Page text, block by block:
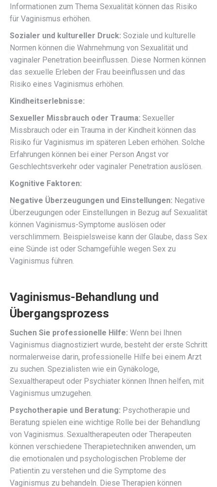
Informationen zum Thema Sexualität können das Risiko
für Vaginismus erhöhen.
Sozialer und kultureller Druck: Soziale und kulturelle
Normen können die Wahrnehmung von Sexualität und
vaginaler Penetration beeinflussen. Diese Normen können
das sexuelle Erleben der Frau beeinflussen und das
Risiko eines Vaginismus erhöhen.
Kindheitserlebnisse:
Sexueller Missbrauch oder Trauma: Sexueller
Missbrauch oder ein Trauma in der Kindheit können das
Risiko für Vaginismus im späteren Leben erhöhen. Solche
Erfahrungen können bei einer Person Angst vor
Geschlechtsverkehr oder vaginaler Penetration auslösen.
Kognitive Faktoren:
Negative Überzeugungen und Einstellungen: Negative
Überzeugungen oder Einstellungen in Bezug auf Sexualität
können Vaginismus-Symptome auslösen oder
verschlimmern. Beispielsweise kann der Glaube, dass Sex
eine Sünde ist oder Schamgefühle wegen Sex zu
Vaginismus führen.
Vaginismus-Behandlung und
Übergangsprozess
Suchen Sie professionelle Hilfe: Wenn bei Ihnen
Vaginismus diagnostiziert wurde, besteht der erste Schritt
normalerweise darin, professionelle Hilfe bei einem Arzt
zu suchen. Spezialisten wie ein Gynäkologe,
Sexualtherapeut oder Psychiater können Ihnen helfen, mit
Vaginismus umzugehen.
Psychotherapie und Beratung: Psychotherapie und
Beratung spielen eine wichtige Rolle bei der Behandlung
von Vaginismus. Sexualtherapeuten oder Therapeuten
können verschiedene Therapietechniken anwenden, um
die emotionalen und psychologischen Probleme der
Patientin zu verstehen und die Symptome des
Vaginismus zu behandeln. Diese Therapien können